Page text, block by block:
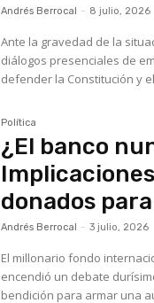
Andrés Berrocal - 8 julio, 2026
Ante la gravedad de la
diálogos presenciales de
defender la Constitución y
Política
¿El banco
donados
Andrés Berrocal - 3 julio, 2026
El millonario fondo
encendió un debate
bendición para armar una